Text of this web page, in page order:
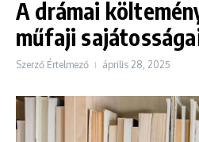
A drámai
műfaji
Szerző Értelmező április 28, 2025